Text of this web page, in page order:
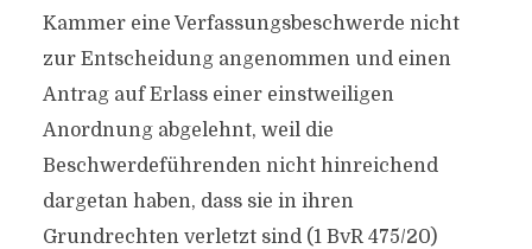
Kammer eine Verfassungsbeschwerde nicht
zur Entscheidung angenommen und einen
Antrag auf Erlass einer einstweiligen
Anordnung abgelehnt, weil die
Beschwerdeführenden nicht hinreichend
dargetan haben, dass sie in ihren
Grundrechten verletzt sind (1 BvR 475/20)